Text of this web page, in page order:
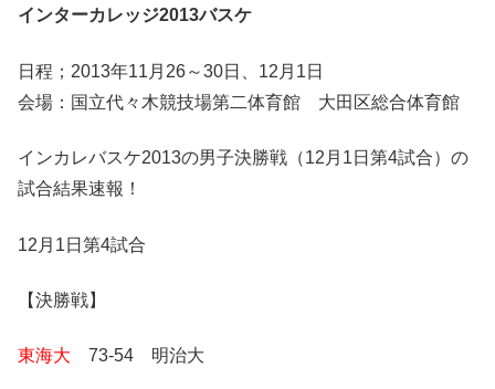
インターカレッジ2013バスケ
日程；2013年11月26～30日、12月1日
会場：国立代々木競技場第二体育館 大田区総合体育館
インカレバスケ2013の男子決勝戦（12月1日第4試合）の
試合結果速報！
12月1日第4試合
【決勝戦】
東海大 73-54 明治大